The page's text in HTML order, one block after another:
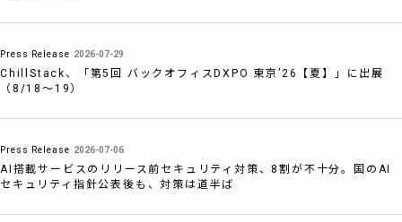
Press Release 2026-07-29
ChillStack、「第5回 バックオフィスDXPO 東京’26【夏】」に出展
（8/18〜19）
Press Release 2026-07-06
AI搭載サービスのリリース前セキュリティ対策、8割が不十分。国のAI
セキュリティ指針公表後も、対策は道半ば